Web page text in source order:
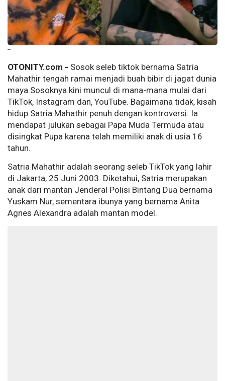
--
OTONITY.com - Sosok seleb tiktok bernama Satria
Mahathir tengah ramai menjadi buah bibir di jagat dunia
maya.Sosoknya kini muncul di mana-mana mulai dari
TikTok, Instagram dan, YouTube. Bagaimana tidak, kisah
hidup Satria Mahathir penuh dengan kontroversi. Ia
mendapat julukan sebagai Papa Muda Termuda atau
disingkat Pupa karena telah memiliki anak di usia 16
tahun.
Satria Mahathir adalah seorang seleb TikTok yang lahir
di Jakarta, 25 Juni 2003. Diketahui, Satria merupakan
anak dari mantan Jenderal Polisi Bintang Dua bernama
Yuskam Nur, sementara ibunya yang bernama Anita
Agnes Alexandra adalah mantan model.